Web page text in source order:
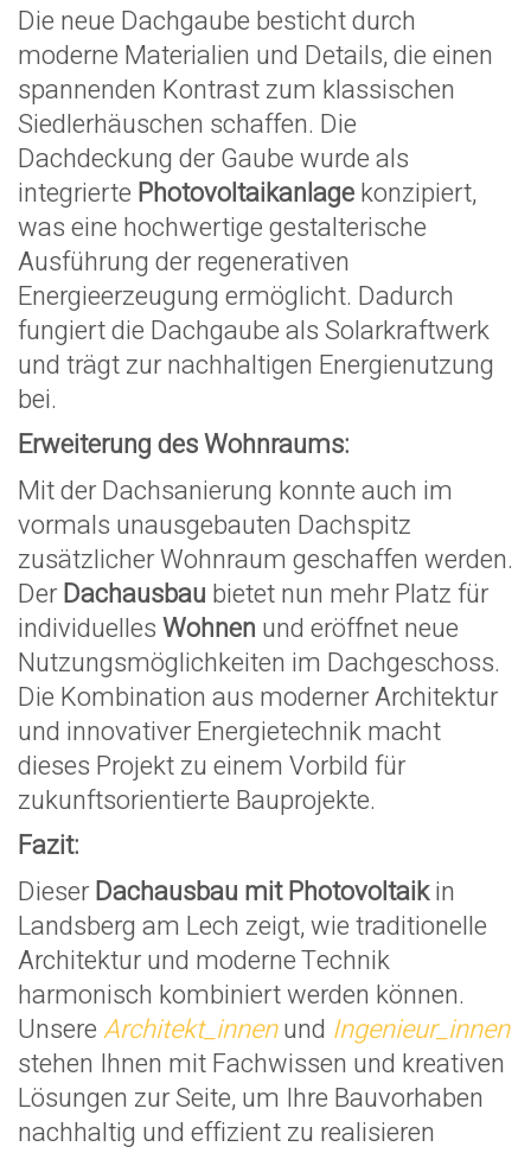
Die neue Dachgaube besticht durch
moderne Materialien und Details, die einen
spannenden Kontrast zum klassischen
Siedlerhäuschen schaffen. Die
Dachdeckung der Gaube wurde als
integrierte Photovoltaikanlagekonzipiert,
was eine hochwertige gestalterische
Ausführung der regenerativen
Energieerzeugung ermöglicht. Dadurch
fungiert die Dachgaube als Solarkraftwerk
und trägt zur nachhaltigen Energienutzung
bei.
Erweiterung des Wohnraums:
Mit der Dachsanierung konnte auch im
vormals unausgebauten Dachspitz
zusätzlicher Wohnraum geschaffen werden.
DerDachausbau bietet nun mehr Platz für
individuellesWohnen und eröffnet neue
Nutzungsmöglichkeiten im Dachgeschoss.
Die Kombination aus moderner Architektur
und innovativer Energietechnik macht
dieses Projekt zu einem Vorbild für
zukunftsorientierte Bauprojekte.
Fazit:
DieserDachausbau mit Photovoltaikin
Landsberg am Lech zeigt, wie traditionelle
Architektur und moderne Technik
harmonisch kombiniert werden können.
UnsereArchitekt_innenund Ingenieur_innen
stehen Ihnen mit Fachwissen und kreativen
Lösungen zur Seite, um Ihre Bauvorhaben
nachhaltig und effizient zu realisieren